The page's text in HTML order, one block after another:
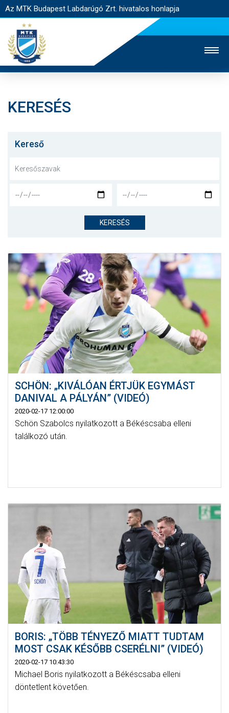
Az MTK Budapest Labdarúgó Zrt. hivatalos honlapja
JEGYÉRTÉKESÍTÉS
NYITÓLAP
CSAPATOK
KLUB
GALÉRIA
SZURKOLÓI ÉLMÉNYEK
AKKREDITÁCIÓ
KERESÉS
Kereső
KERESÉS
SCHÖN: „KIVÁLÓAN ÉRTJÜK EGYMÁST
DANIVAL A PÁLYÁN” (VIDEÓ)
2020-02-17 12:00:00
Schön Szabolcs nyilatkozott a Békéscsaba elleni
találkozó után.
BORIS: „TÖBB TÉNYEZŐ MIATT TUDTAM
MOST CSAK KÉSŐBB CSERÉLNI” (VIDEÓ)
2020-02-17 10:43:30
Michael Boris nyilatkozott a Békéscsaba elleni
döntetlent követően.